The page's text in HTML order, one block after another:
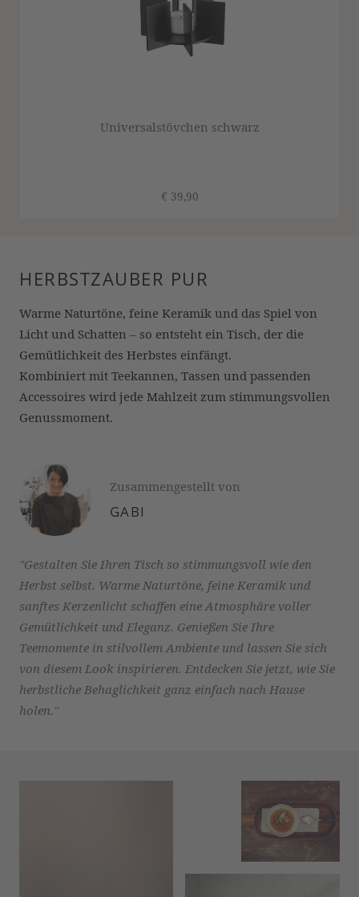
Universalstövchen schwarz
€ 39,90
HERBSTZAUBER PUR
Warme Naturtöne, feine Keramik und das Spiel von
Licht und Schatten – so entsteht ein Tisch, der die
Gemütlichkeit des Herbstes einfängt.
Kombiniert mit Teekannen, Tassen und passenden
Accessoires wird jede Mahlzeit zum stimmungsvollen
Genussmoment.
Zusammengestellt von
GABI
"Gestalten Sie Ihren Tisch so stimmungsvoll wie den
Herbst selbst. Warme Naturtöne, feine Keramik und
sanftes Kerzenlicht schaffen eine Atmosphäre voller
Gemütlichkeit und Eleganz. Genießen Sie Ihre
Teemomente in stilvollem Ambiente und lassen Sie sich
von diesem Look inspirieren. Entdecken Sie jetzt, wie Sie
herbstliche Behaglichkeit ganz einfach nach Hause
holen."